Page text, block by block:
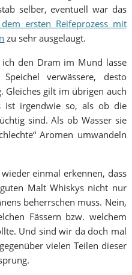
selber, eventuell war das
ersten Reifeprozess mit
zu sehr ausgelaugt.
den Dram im Mund lasse
verwässere, desto
Gleiches gilt im übrigen auch
ist irgendwie so, als ob die
sind. Als ob Wasser sie
Aromen umwandeln
einmal erkennen, dass
Malt Whiskys nicht nur
beherrschen muss. Nein,
Fässern bzw. welchem
Und sind wir da doch mal
vielen Teilen dieser